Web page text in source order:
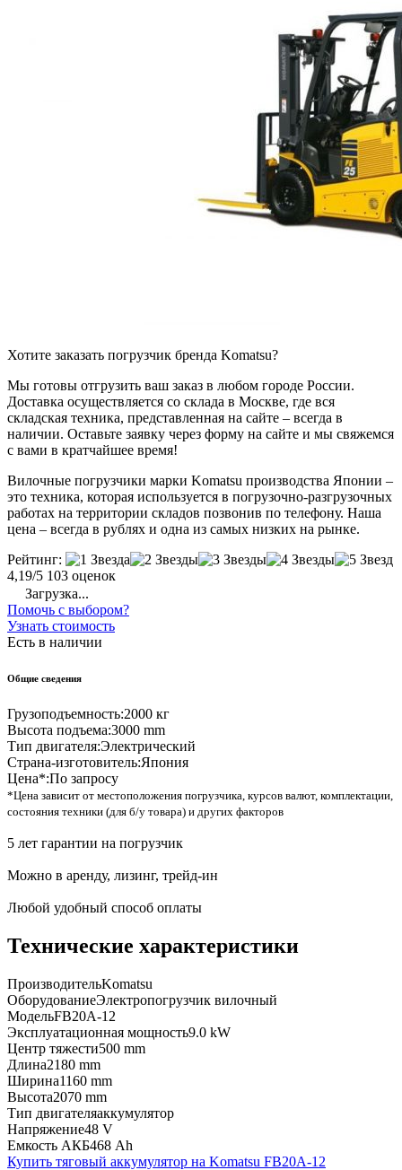
Хотите заказать погрузчик бренда Komatsu?
Мы готовы отгрузить ваш заказ в любом городе России.
Доставка осуществляется со склада в Москве, где вся
складская техника, представленная на сайте – всегда в
наличии. Оставьте заявку через форму на сайте и мы свяжемся
с вами в кратчайшее время!
Вилочные погрузчики марки Komatsu производства Японии –
это техника, которая используется в погрузочно-разгрузочных
работах на территории складов позвонив по телефону. Наша
цена – всегда в рублях и одна из самых низких на рынке.
Рейтинг:
4,19/5 103 оценок
Загрузка...
Помочь с выбором?
Узнать стоимость
Есть в наличии
Общие сведения
Грузоподъемность:2000 кг
Высота подъема:3000 mm
Тип двигателя:Электрический
Страна-изготовитель:Япония
Цена*:По запросу
*Цена зависит от местоположения погрузчика, курсов валют, комплектации,
состояния техники (для б/у товара) и других факторов
5 лет гарантии на погрузчик
Можно в аренду, лизинг, трейд-ин
Любой удобный способ оплаты
Технические характеристики
ПроизводительKomatsu
ОборудованиеЭлектропогрузчик вилочный
МодельFB20A-12
Эксплуатационная мощность9.0 kW
Центр тяжести500 mm
Длина2180 mm
Ширина1160 mm
Высота2070 mm
Тип двигателяаккумулятор
Напряжение48 V
Емкость АКБ468 Ah
Купить тяговый аккумулятор на Komatsu FB20A-12